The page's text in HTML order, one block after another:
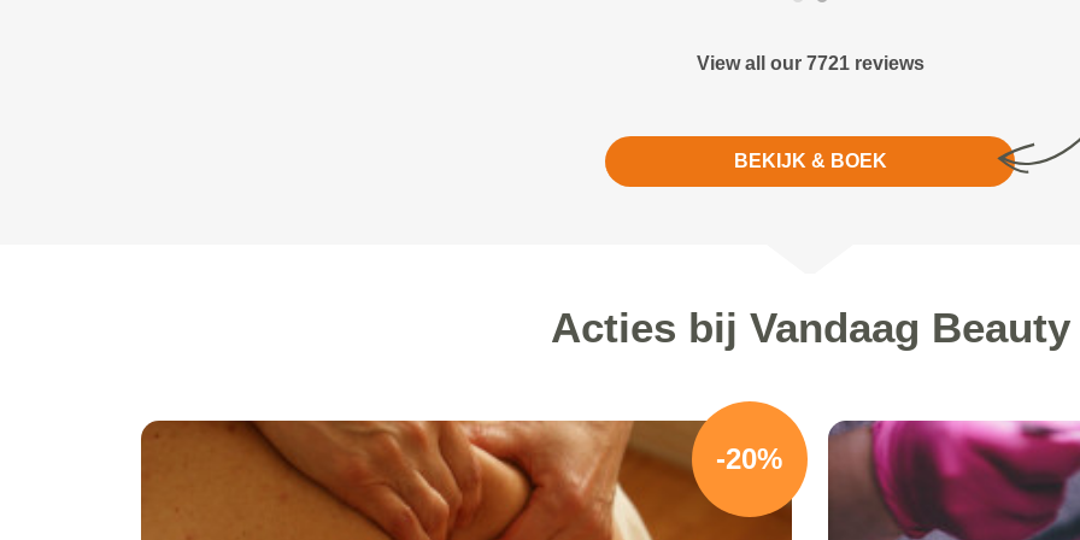
View all our 7721 reviews
BEKIJK & BOEK
Acties bij Vandaag Beauty
-20%